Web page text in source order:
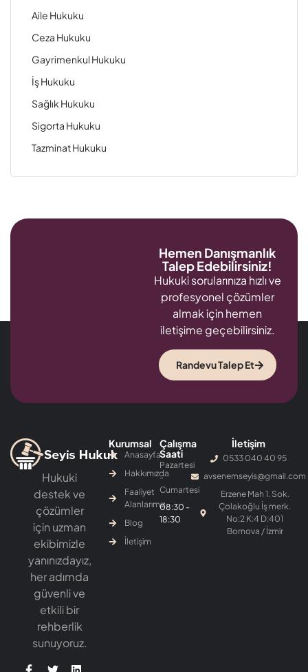
Aile Hukuku
Ceza Hukuku
Gayrimenkul Hukuku
İş Hukuku
Sağlık Hukuku
Sigorta Hukuku
Tazminat Hukuku
Hemen Danışmanlık
Talep Edebilirsiniz!
Hukuki sorularınıza hızlı ve
profesyonel çözümler
almak için hemen
iletişime geçebilirsiniz.
Randevu Talep Et
Hukuki
destek ve
çözümler
için uzman
ekibimizle
yanınızdayız,
her adımda
güvenli ve
etkili bir
rehberlik
sunuyoruz.
Kurumsal
Anasayfa
Hakkımızda
Faaliyet
Alanlarımız
Blog
İletişim
Çalışma
Saati
Pazartesi
-
Cumartesi
08:30 -
18:30
İletişim
0533 040 40 95
avsenemseyis@gmail.com
Erzene Mah 1. Sok.
Çolakoğlu İş merk.
No:2 K:4 D:401
Bornova / İzmir